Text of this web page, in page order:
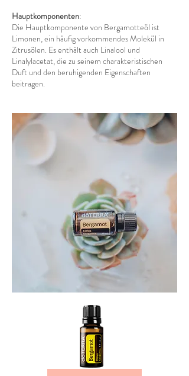
Hauptkomponenten:
Die Hauptkomponente von Bergamotteöl ist
Limonen, ein häufig vorkommendes Molekül in
Zitrusölen. Es enthält auch Linalool und
Linalylacetat, die zu seinem charakteristischen
Duft und den beruhigenden Eigenschaften
beitragen.